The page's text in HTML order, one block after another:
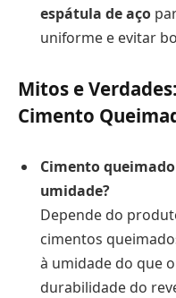
espátula de aço
uniforme e evitar
Mitos e
Cimento
Cimento
umidade?
Depende do
cimentos
à umidade do que
durabilidade do